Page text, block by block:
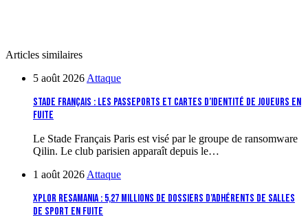
Articles similaires
5 août 2026Attaque
Stade Français : les passeports et cartes d’identité de joueurs en
fuite
Le Stade Français Paris est visé par le groupe de ransomware
Qilin. Le club parisien apparaît depuis le…
1 août 2026Attaque
Xplor Resamania : 5,27 millions de dossiers d’adhérents de salles
de sport en fuite